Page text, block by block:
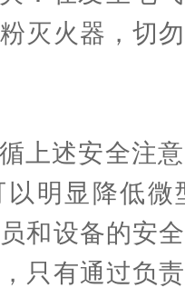
灭火器，切
述安全注意
明显降低
和设备的安
只有通过负